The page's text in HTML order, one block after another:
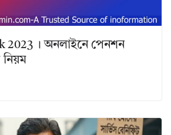
2023 । অনলাইনে পেনশন
নিয়ম